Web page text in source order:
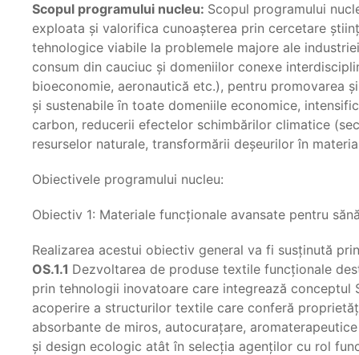
Scopul programului nucleu: Scopul programului
exploata şi valorifica cunoaşterea prin cercetare
tehnologice viabile la problemele majore ale
consum din cauciuc şi domeniilor conexe
bioeconomie, aeronautică etc.), pentru promovarea
şi sustenabile ȋn toate domeniile economice,
carbon, reducerii efectelor schimbărilor climatice
resurselor naturale, transformării deşeurilor în
Obiectivele programului nucleu:
Obiectiv 1: Materiale funcţionale avansate pentru
Realizarea acestui obiectiv general va fi susținută
OS.1.1 Dezvoltarea de produse textile funcţionale
prin tehnologii inovatoare care integrează
acoperire a structurilor textile care conferă
absorbante de miros, autocuraţare,
și design ecologic atât în selecția agenţilor cu rol